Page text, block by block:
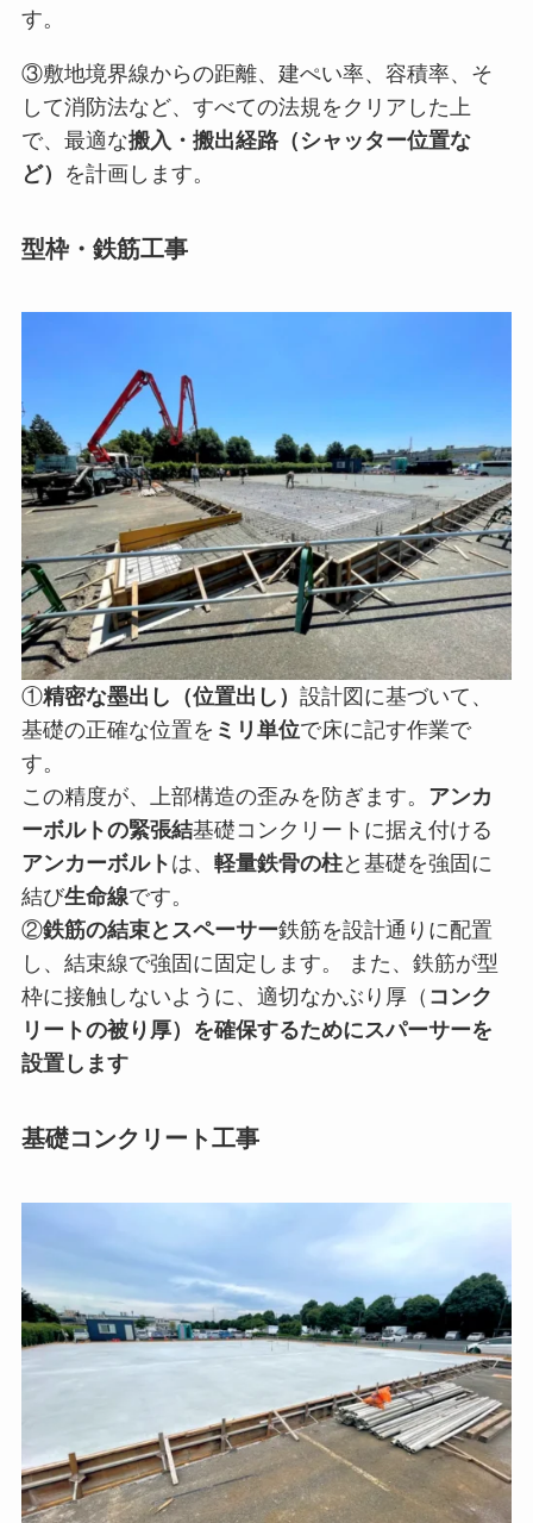
す。
③敷地境界線からの距離、建ぺい率、容積率、そ
して消防法など、すべての法規をクリアした上
で、最適な搬入・搬出経路（シャッター位置な
ど）
を計画します。
型枠・鉄筋工事
①精密な墨出し（位置出し） 設計図に基づいて、
基礎の正確な位置を ミリ単位で床に記す作業で
す。
この精度が、上部構造の歪みを防ぎます。 アンカ
ーボルトの緊張結基礎コンクリートに据え付ける
アンカーボルト は、 軽量鉄骨の柱と基礎を強固に
結び生命線です。
②鉄筋の結束とスペーサー鉄筋を設計通りに配置
し、結束線で強固に固定します。 また、鉄筋が型
枠に接触しないように、適切なかぶり厚（ コンク
リートの被り厚）を確保するためにスパーサーを
設置し ます
基礎コンクリート工事